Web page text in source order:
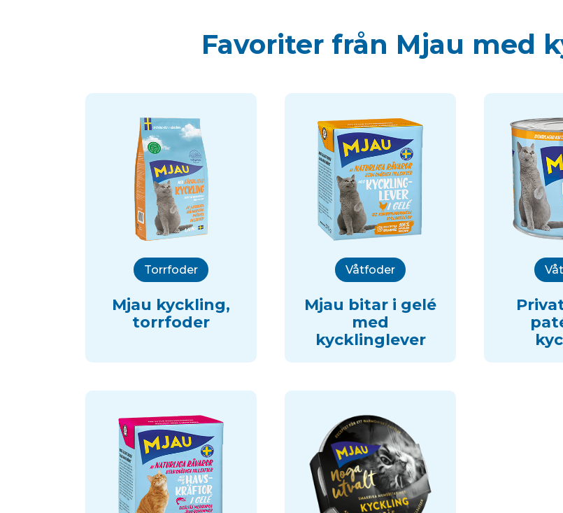
Favoriter från Mjau med
Torrfoder
Mjau kyckling,
torrfoder
Våtfoder
Mjau bitar i gelé
med
kycklinglever